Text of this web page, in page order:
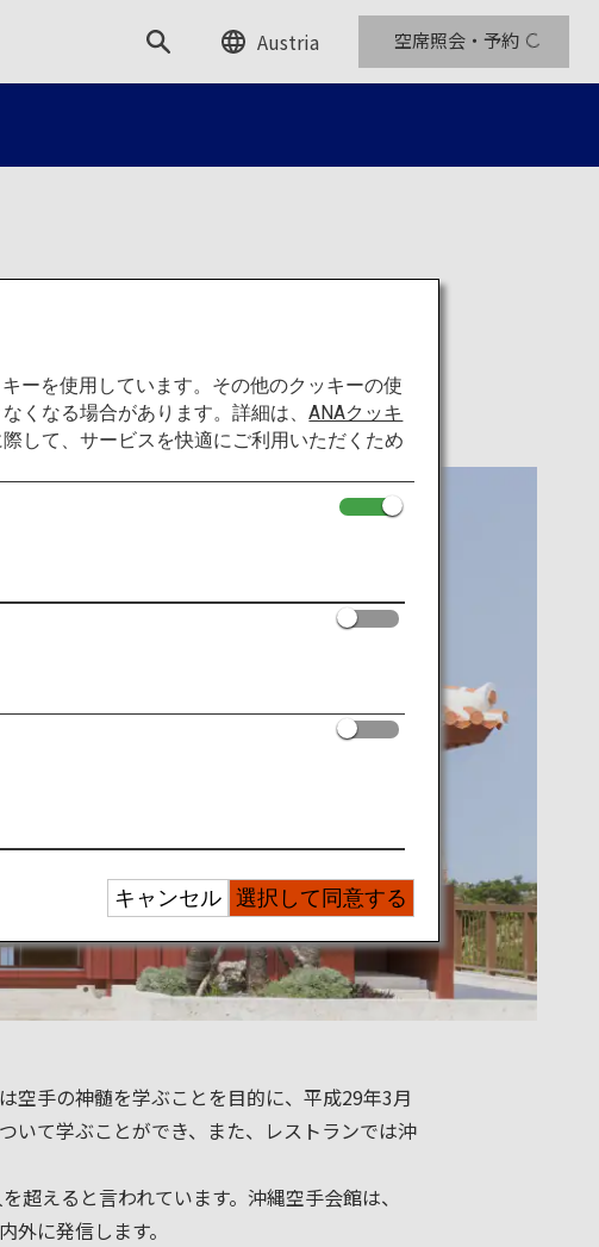
Austria 空席照会・予約
空手の神髄を学ぶことを目的に、平成29年3月
いて学ぶことができ、また、レストランでは沖
えると言われています。沖縄空手会館は、
に発信します。
ーを使用しています。その他のクッキーの使
くなる場合があります。詳細は、ANAクッキ
して、サービスを快適にご利用いただくため
選択して同意する
キャンセル